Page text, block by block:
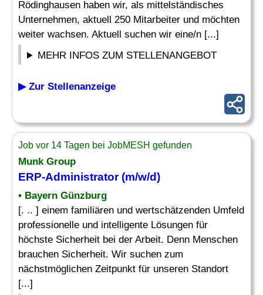
Rödinghausen haben wir, als mittelständisches
Unternehmen, aktuell 250 Mitarbeiter und möchten
weiter wachsen. Aktuell suchen wir eine/n [...]
MEHR INFOS ZUM STELLENANGEBOT
▶ Zur Stellenanzeige
Job vor 14 Tagen bei JobMESH gefunden
Munk Group
ERP-Administrator(m/w/d)
• Bayern Günzburg
[. .. ] einem familiären und wertschätzenden Umfeld
professionelle und intelligente Lösungen für
höchste Sicherheit bei der Arbeit. Denn Menschen
brauchen Sicherheit. Wir suchen zum
nächstmöglichen Zeitpunkt für unseren Standort
[...]